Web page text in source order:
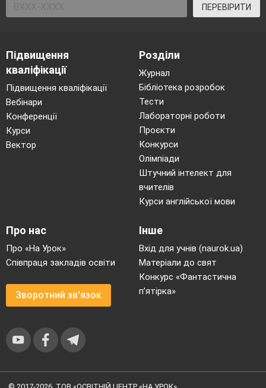
ПЕРЕВІРИТИ
Підвищення
кваліфікації
Підвищення кваліфікації
Вебінари
Конференції
Курси
Вектор
Розділи
Журнал
Бібліотека розробок
Тести
Лабораторні роботи
Проєкти
Конкурси
Олімпіади
Штучний інтелект для
вчителів
Курси англійської мови
Про нас
Про «На Урок»
Співпраця закладів освіти
Зворотний зв'язок
Інше
Вхід для учнів (naurok.ua)
Матеріали до свят
Конкурс «Фантастична
п’ятірка»